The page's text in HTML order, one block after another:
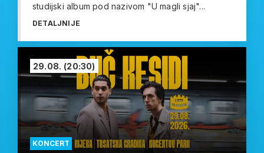
studijski album pod nazivom "U magli sjaj"...
DETALJNIJE
KONCERT
29.08. (20:30)